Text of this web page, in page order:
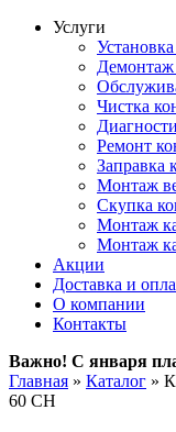
Услуги
Демонтаж
Чистка
Ремонт
Заправка
Монтаж
Скупка
Монтаж
Монтаж
Акции
Доставка и
О компании
Контакты
Важно! С января
Главная » Каталог »
60 CH